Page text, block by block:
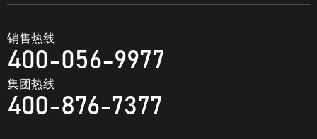
销售热线
400-056-9977
集团热线
400-876-7377